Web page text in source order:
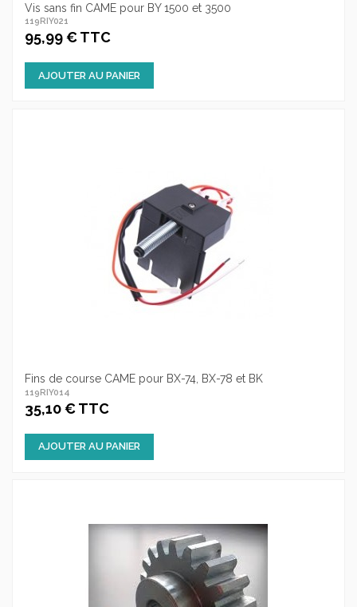
Vis sans fin CAME pour BY 1500 et 3500
119RIY021
95,99 € TTC
AJOUTER AU PANIER
Fins de course CAME pour BX-74, BX-78 et BK
119RIY014
35,10 € TTC
AJOUTER AU PANIER